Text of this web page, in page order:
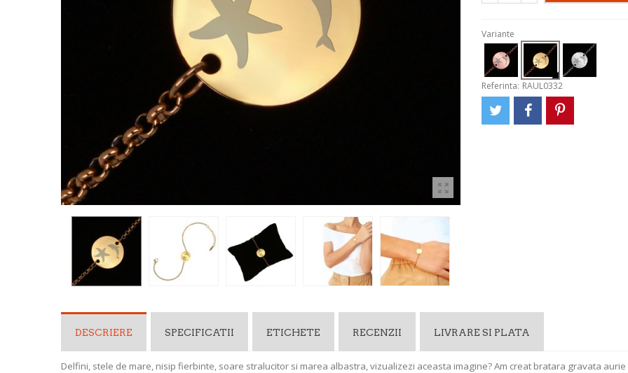
Variante
Referinta: RAUL0332
DESCRIERE SPECIFICATII ETICHETE RECENZII LIVRARE SI PLATA
Delfini, stele de mare, nisip fierbinte, soare stralucitor si marea albastra, vizualizezi aceasta imagine? Am creat bratara gravata